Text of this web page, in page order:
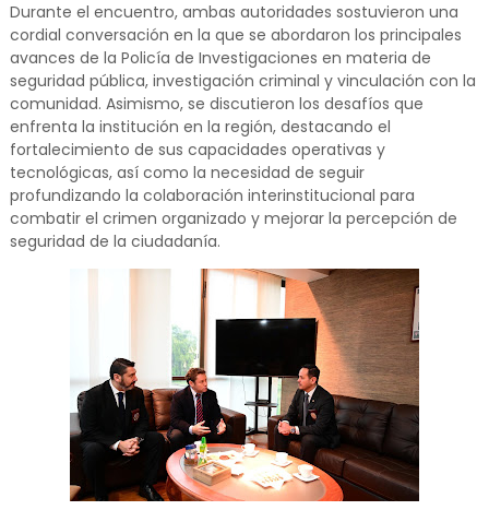
Durante el encuentro, ambas autoridades sostuvieron una
cordial conversación en la que se abordaron los principales
avances de la Policía de Investigaciones en materia de
seguridad pública, investigación criminal y vinculación con la
comunidad. Asimismo, se discutieron los desafíos que
enfrenta la institución en la región, destacando el
fortalecimiento de sus capacidades operativas y
tecnológicas, así como la necesidad de seguir
profundizando la colaboración interinstitucional para
combatir el crimen organizado y mejorar la percepción de
seguridad de la ciudadanía.